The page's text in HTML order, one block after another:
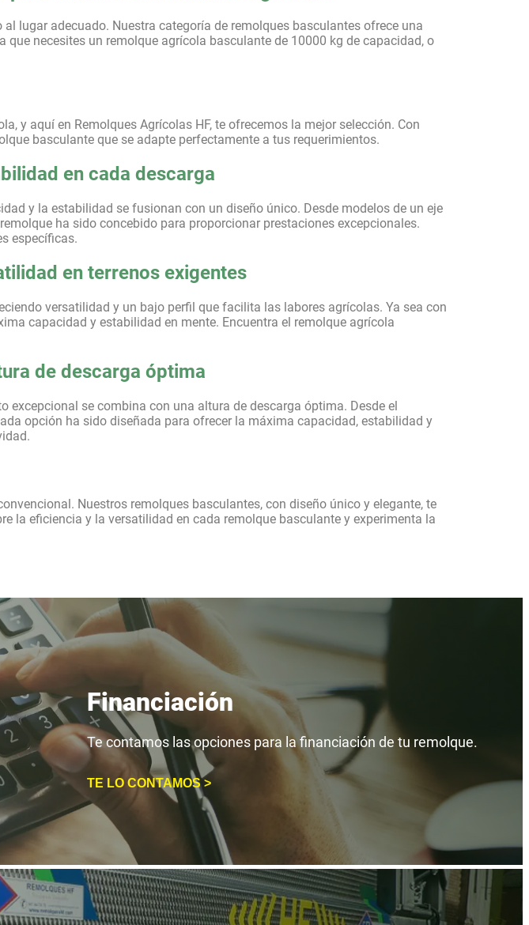
lugar adecuado. Nuestra categoría de remolques basculantes ofrece una
necesites un remolque agrícola basculante de 10000 kg de capacidad, o
y aquí en Remolques Agrícolas HF, te ofrecemos la mejor selección. Con
basculante que se adapte perfectamente a tus requerimientos.
en cada descarga
y la estabilidad se fusionan con un diseño único. Desde modelos de un eje
ha sido concebido para proporcionar prestaciones excepcionales.
específicas.
en terrenos exigentes
versatilidad y un bajo perfil que facilita las labores agrícolas. Ya sea con
capacidad y estabilidad en mente. Encuentra el remolque agrícola
de descarga óptima
excepcional se combina con una altura de descarga óptima. Desde el
opción ha sido diseñada para ofrecer la máxima capacidad, estabilidad y
Nuestros remolques basculantes, con diseño único y elegante, te
la eficiencia y la versatilidad en cada remolque basculante y experimenta la
Financiación
Te contamos las opciones para la financiación de tu remolque.
TE LO CONTAMOS >